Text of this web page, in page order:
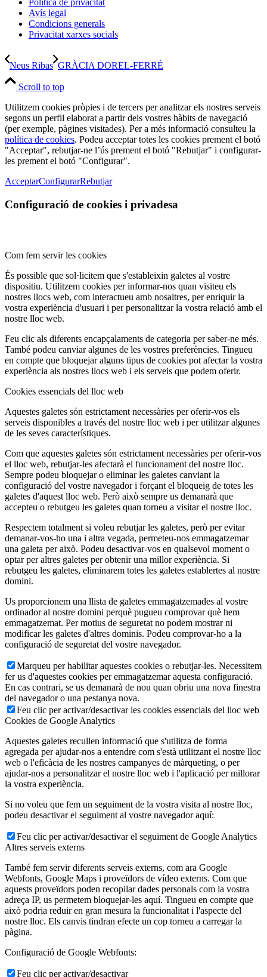
Política de privacitat
Avís legal
Condicions generals
Privacitat xarxes socials
Neus Ribas GRÀCIA DOREL-FERRÉ
Scroll to top
Utilitzem cookies pròpies i de tercers per analitzar els nostres serveis
segons un perfil elaborat a partir dels vostres hàbits de navegació
(per exemple, pàgines visitades). Per a més informació consulteu la
política de cookies. Podeu acceptar totes les cookies prement el botó
"Acceptar", rebutjar-ne l’ús prement el botó "Rebutjar" i configurar-
les prement el botó "Configurar".
AcceptarConfigurarRebutjar
Configuració de cookies i privadesa
Com fem servir les cookies
És possible que sol·licitem que s'estableixin galetes al vostre
dispositiu. Utilitzem cookies per informar-nos quan visiteu els
nostres llocs web, com interactueu amb nosaltres, per enriquir la
vostra experiència d'usuari i per personalitzar la vostra relació amb el
nostre lloc web.
Feu clic als diferents encapçalaments de categoria per saber-ne més.
També podeu canviar algunes de les vostres preferències. Tingueu
en compte que bloquejar alguns tipus de cookies pot afectar la vostra
experiència als nostres llocs web i els serveis que podem oferir.
Cookies essencials del lloc web
Aquestes galetes són estrictament necessàries per oferir-vos els
serveis disponibles a través del nostre lloc web i per utilitzar algunes
de les seves característiques.
Com que aquestes galetes són estrictament necessàries per oferir-vos
el lloc web, rebutjar-les afectarà el funcionament del nostre lloc.
Sempre podeu bloquejar o eliminar les galetes canviant la
configuració del vostre navegador i forçant el bloqueig de totes les
galetes d'aquest lloc web. Però això sempre us demanarà que
accepteu o rebutgeu les galetes quan torneu a visitar el nostre lloc.
Respectem totalment si voleu rebutjar les galetes, però per evitar
demanar-vos-ho una i altra vegada, permeteu-nos emmagatzemar
una galeta per això. Podeu desactivar-vos en qualsevol moment o
optar per altres galetes per obtenir una millor experiència. Si
rebutgeu les galetes, eliminarem totes les galetes establertes al nostre
domini.
Us proporcionem una llista de galetes emmagatzemades al vostre
ordinador al nostre domini perquè pugueu comprovar què hem
emmagatzemat. Per motius de seguretat no podem mostrar ni
modificar les galetes d'altres dominis. Podeu comprovar-ho a la
configuració de seguretat del vostre navegador.
Marqueu per habilitar aquestes cookies o rebutjar-les. Necessitem
fer us d'aquestes cookies per emmagatzemar aquesta configuració.
En cas contrari, se us demanarà de nou quan obriu una nova finestra
del navegador o una pestanya nova.
Feu clic per activar/desactivar les cookies essencials del lloc web
Cookies de Google Analytics
Aquestes galetes recullen informació que s'utilitza de forma
agregada per ajudar-nos a entendre com s'està utilitzant el nostre lloc
web o l'eficàcia de les nostres campanyes de màrqueting, o per
ajudar-nos a personalitzar el nostre lloc web i l'aplicació per millorar
la vostra experiència.
Si no voleu que fem un seguiment de la vostra visita al nostre lloc,
podeu desactivar el seguiment al vostre navegador aquí:
Feu clic per activar/desactivar el seguiment de Google Analytics
Altres serveis externs
També fem servir diferents serveis externs, com ara Google
Webfonts, Google Maps i proveïdors de vídeo externs. Com que
aquests proveïdors poden recopilar dades personals com la vostra
adreça IP, us permetem bloquejar-les aquí. Tingueu en compte que
això podria reduir en gran mesura la funcionalitat i l'aspecte del
nostre lloc. Els canvis tindran efecte un cop torneu a carregar la
pàgina.
Configuració de Google Webfonts:
Feu clic per activar/desactivar